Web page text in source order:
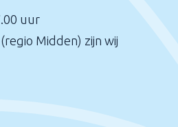
uur
Midden) zijn wij